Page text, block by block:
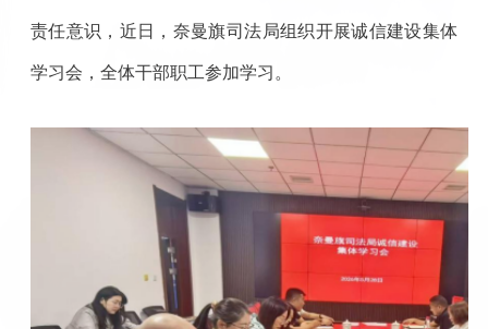
责任意识，近日，奈曼旗司法局组织开展诚信建设集体
学习会，全体干部职工参加学习。